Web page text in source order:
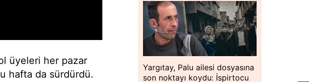
üyeleri her pazar
hafta da sürdürdü.
Yargıtay, Palu ailesi dosyasına
son noktayı koydu: İspirtocu